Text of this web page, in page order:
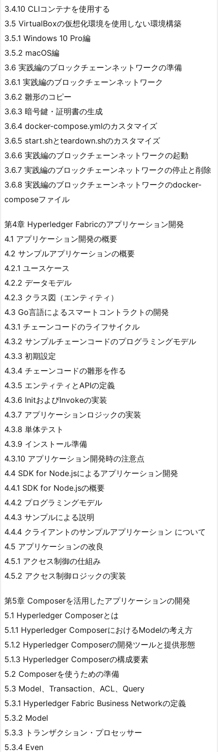
3.4.10 CLIコンテナを使用する
3.5 VirtualBoxの仮想化環境を使用しない環境構築
3.5.1 Windows 10 Pro編
3.5.2 macOS編
3.6 実践編のブロックチェーンネットワークの準備
3.6.1 実践編のブロックチェーンネットワーク
3.6.2 雛形のコピー
3.6.3 暗号鍵・証明書の生成
3.6.4 docker-compose.ymlのカスタマイズ
3.6.5 start.shとteardown.shのカスタマイズ
3.6.6 実践編のブロックチェーンネットワークの起動
3.6.7 実践編のブロックチェーンネットワークの停止と削除
3.6.8 実践編のブロックチェーンネットワークのdocker-
composeファイル
第4章 Hyperledger Fabricのアプリケーション開発
4.1 アプリケーション開発の概要
4.2 サンプルアプリケーションの概要
4.2.1 ユースケース
4.2.2 データモデル
4.2.3 クラス図（エンティティ）
4.3 Go言語によるスマートコントラクトの開発
4.3.1 チェーンコードのライフサイクル
4.3.2 サンプルチェーンコードのプログラミングモデル
4.3.3 初期設定
4.3.4 チェーンコードの雛形を作る
4.3.5 エンティティとAPIの定義
4.3.6 InitおよびInvokeの実装
4.3.7 アプリケーションロジックの実装
4.3.8 単体テスト
4.3.9 インストール準備
4.3.10 アプリケーション開発時の注意点
4.4 SDK for Node.jsによるアプリケーション開発
4.4.1 SDK for Node.jsの概要
4.4.2 プログラミングモデル
4.4.3 サンプルによる説明
4.4.4 クライアントのサンプルアプリケーション について
4.5 アプリケーションの改良
4.5.1 アクセス制御の仕組み
4.5.2 アクセス制御ロジックの実装
第5章 Composerを活用したアプリケーションの開発
5.1 Hyperledger Composerとは
5.1.1 Hyperledger ComposerにおけるModelの考え方
5.1.2 Hyperledger Composerの開発ツールと提供形態
5.1.3 Hyperledger Composerの構成要素
5.2 Composerを使うための準備
5.3 Model、Transaction、ACL、Query
5.3.1 Hyperledger Fabric Business Networkの定義
5.3.2 Model
5.3.3 トランザクション・プロセッサー
5.3.4 Even